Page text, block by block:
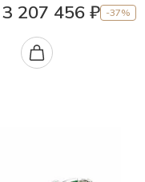
3 207 456 ₽ -37%